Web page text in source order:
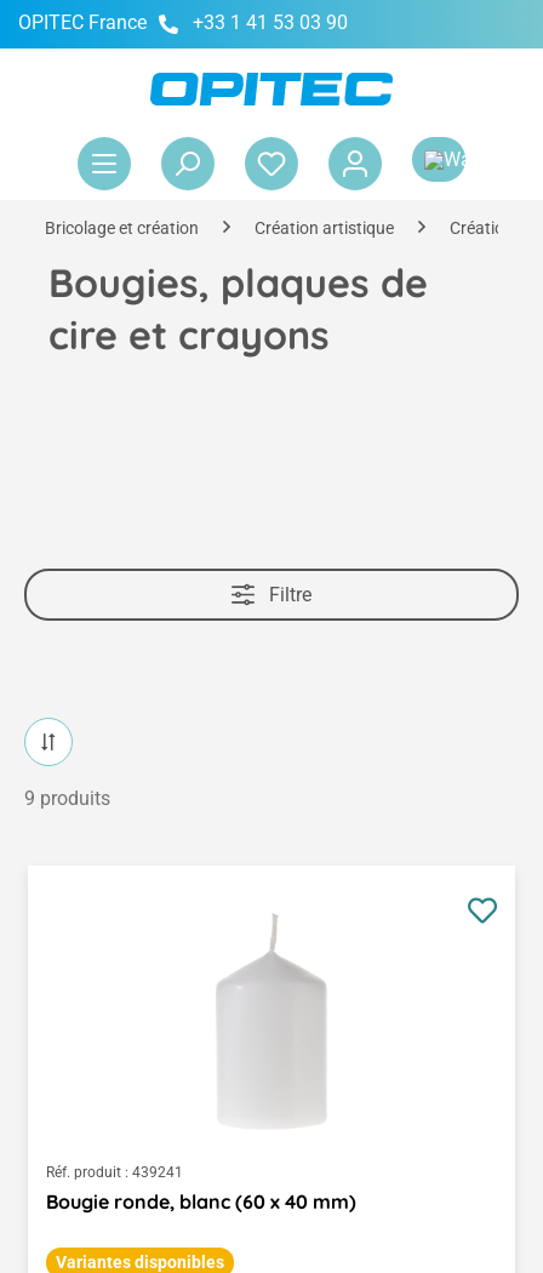
principal
OPITEC France +33 1 41 53 03 90
Bricolage et création Création artistique Création de
Bougies, plaques de
cire et crayons
Filtre
9 produits
Réf. produit : 439241
Bougie ronde, blanc (60 x 40 mm)
Variantes disponibles